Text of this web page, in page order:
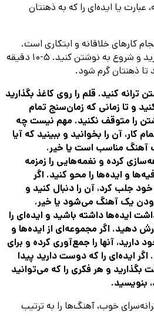
عبارت یا ایده‌ای را که به ذهنتان
کارهای خلاقانه و ابتکاری است.
بنابراین یک قلم و کاغذ بردارید و شروع به نوشتن کنید. 5-10 دقیقه
ذهنتان گرم شود.
کنید. قلم را روی کاغذ بگذارید
و تا زمانی که زمان‌سنج تمام
را متوقف نکنید. مهم نیست چه
کار، آن را بخوانید و ببینید که آیا
آهنگ مناسب است یا خیر.
کرده و نغمه‌هایی را زمزمه
و ایده‌ها را محو کنید. اگر
خود جلب کرد، آن را دنبال کنید و
یک آهنگ می‌شود یا خیر.
ایده‌ها داشته باشید و ایده‌ای را
دهید. اگر مجموعه‌ای از ایده‌ها و
دارید، آنها را جمع‌آوری کرده و برای
ایده‌ای را که دوست دارید پیدا
بگذارید و هر فکری را که می‌توانید
بنویسید.
خوب، آهنگ‌ها را به ترتیب